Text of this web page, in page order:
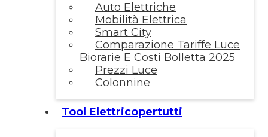
Auto Elettriche
Mobilità Elettrica
Smart City
Comparazione Tariffe Luce
Biorarie E Costi Bolletta 2025
Prezzi Luce
Colonnine
Tool Elettricopertutti